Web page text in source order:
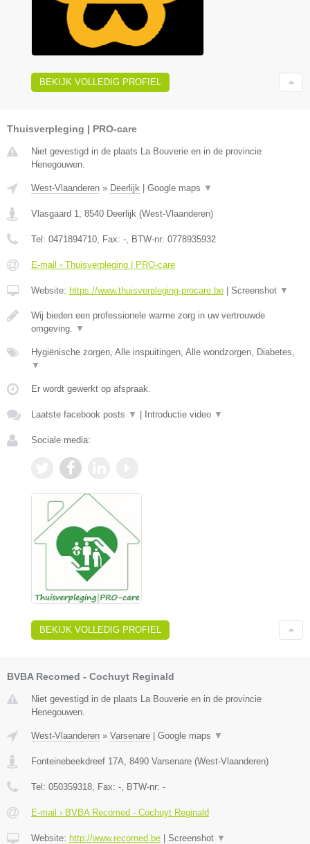
BEKIJK VOLLEDIG PROFIEL
Thuisverpleging | PRO-care
Niet gevestigd in de plaats La Bouverie en in de provincie
Henegouwen.
West-Vlaanderen » Deerlijk | Google maps ▼
Vlasgaard 1 8540 Deerlijk (West-Vlaanderen)
Tel: 0471894710 , Fax: - , BTW-nr: 0778935932
E-mail › Thuisverpleging | PRO-care
Website: https://www.thuisverpleging-procare.be | Screenshot ▼
Wij bieden een professionele warme zorg in uw vertrouwde
omgeving.
▼
Hygiënische zorgen, Alle inspuitingen, Alle wondzorgen, Diabetes,
▼
Er wordt gewerkt op afspraak.
Laatste facebook posts ▼ | Introductie video ▼
Sociale media:
BEKIJK VOLLEDIG PROFIEL
BVBA Recomed - Cochuyt Reginald
Niet gevestigd in de plaats La Bouverie en in de provincie
Henegouwen.
West-Vlaanderen » Varsenare | Google maps ▼
Fonteinebeekdreef 17A 8490 Varsenare (West-Vlaanderen)
Tel: 050359318 , Fax: - , BTW-nr: -
E-mail › BVBA Recomed - Cochuyt Reginald
Website: http://www.recomed.be | Screenshot ▼